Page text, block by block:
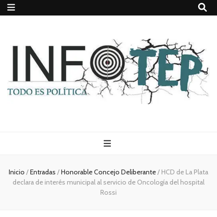
Todo es
(rosca)
Inicio /Entradas /Honorable Concejo Deliberante/ HCD de La Plata
declara de interés municipal al servicio de Oncología del hospital
Rossi